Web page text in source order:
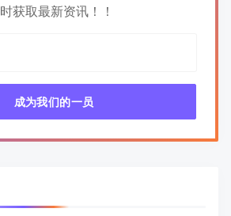
获取最新资讯！！
成为我们的一员